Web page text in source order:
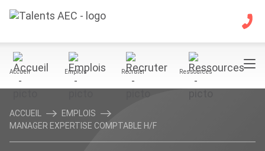
Accueil Emplois Recruter Ressources
ACCUEIL
EMPLOIS
MANAGER EXPERTISE COMPTABLE H/F